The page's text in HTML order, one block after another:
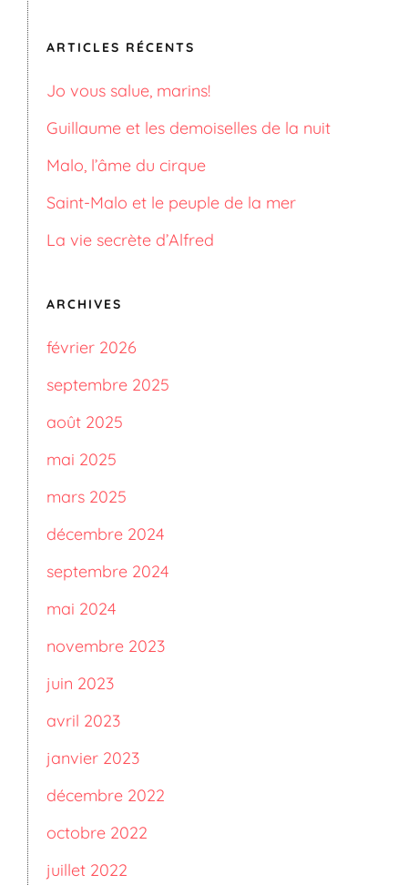
ARTICLES RÉCENTS
Jo vous salue, marins!
Guillaume et les demoiselles de la nuit
Malo, l’âme du cirque
Saint-Malo et le peuple de la mer
La vie secrète d’Alfred
ARCHIVES
février 2026
septembre 2025
août 2025
mai 2025
mars 2025
décembre 2024
septembre 2024
mai 2024
novembre 2023
juin 2023
avril 2023
janvier 2023
décembre 2022
octobre 2022
juillet 2022